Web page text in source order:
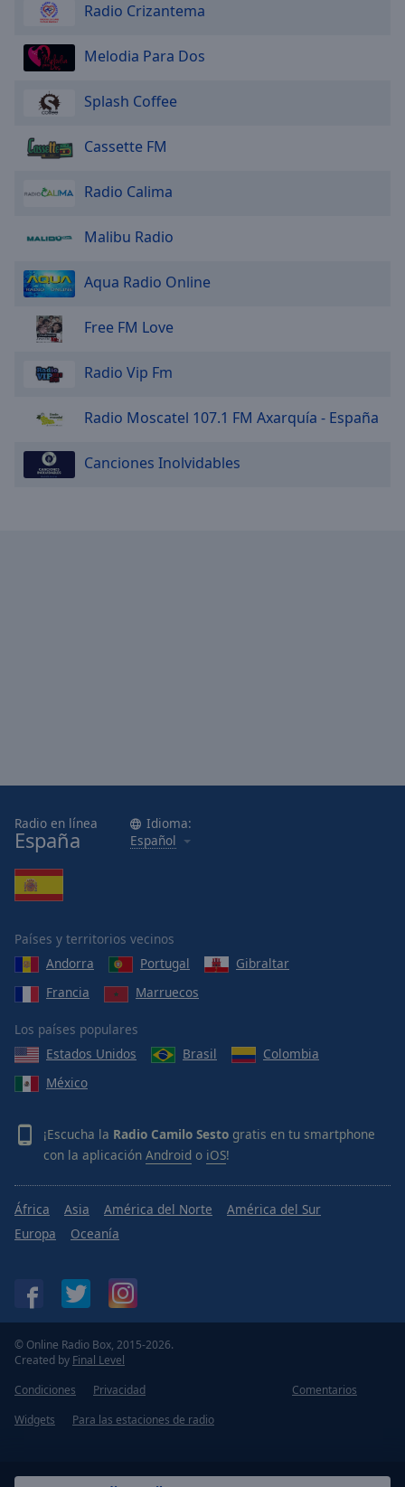
Radio Crizantema
Melodia Para Dos
Splash Coffee
Cassette FM
Radio Calima
Malibu Radio
Aqua Radio Online
Free FM Love
Radio Vip Fm
Radio Moscatel 107.1 FM Axarquía - España
Canciones Inolvidables
Radio en línea
España
Idioma:
Español
Países y territorios vecinos
Andorra
Portugal
Gibraltar
Francia
Marruecos
Los países populares
Estados Unidos
Brasil
Colombia
México
¡Escucha la Radio Camilo Sesto gratis en tu smartphone
con la aplicación Android o iOS!
África Asia América del Norte
América del Sur
Europa
Oceanía
© Online Radio Box, 2015-2026.
Created by Final Level
Condiciones
Privacidad
Comentarios
Widgets
Para las estaciones de radio